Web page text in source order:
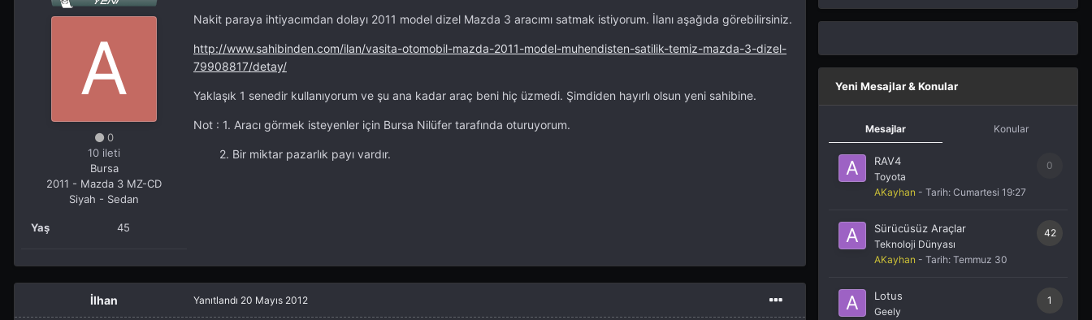
0
10 ileti
Bursa
2011 - Mazda 3 MZ-CD
Siyah - Sedan
Yaş 45
Nakit paraya ihtiyacımdan dolayı 2011 model dizel Mazda 3 aracımı satmak istiyorum. İlanı aşağıda görebilirsiniz.
http://www.sahibinden.com/ilan/vasita-otomobil-mazda-2011-model-muhendisten-satilik-temiz-mazda-3-dizel-
79908817/detay/
Yaklaşık 1 senedir kullanıyorum ve şu ana kadar araç beni hiç üzmedi. Şimdiden hayırlı olsun yeni sahibine.
Not : 1. Aracı görmek isteyenler için Bursa Nilüfer tarafında oturuyorum.
2. Bir miktar pazarlık payı vardır.
İlhan Yanıtlandı 20 Mayıs 2012
Yeni Mesajlar & Konular
Mesajlar Konular
0
RAV4
Toyota
AKayhan - Tarih: Cumartesi 19:27
42
Sürücüsüz Araçlar
Teknoloji Dünyası
AKayhan - Tarih: Temmuz 30
1
Lotus
Geely